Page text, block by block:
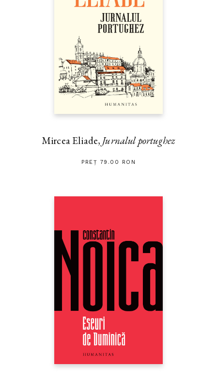
Mircea Eliade, Jurnalul portughez
PREȚ 79.00 RON